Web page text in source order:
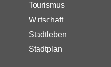
Tourismus
Wirtschaft
Stadtleben
Stadtplan